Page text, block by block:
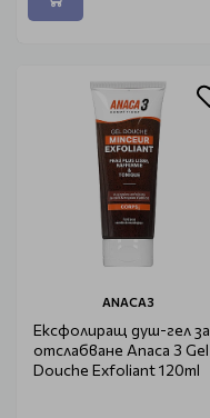
ANACA3
Ексфолиращ душ-гел за
отслабване Anaca 3 Gel
Douche Exfoliant 120ml